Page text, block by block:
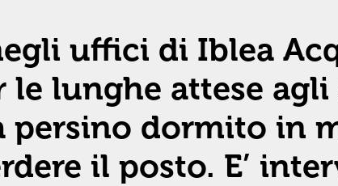
uffici di Iblea
le lunghe attese
persino dormito in
il posto. E’